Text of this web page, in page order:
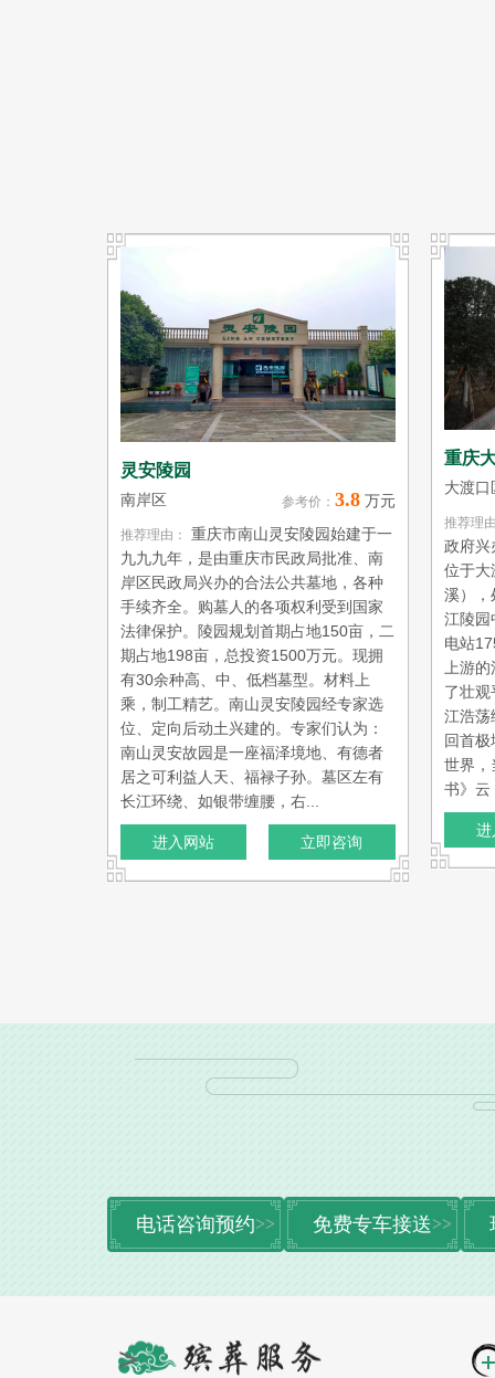
灵安陵园
南岸区 参考价： 3.8万元
推荐理由：
重庆市南山灵安陵园始建于一
九九九年，是由重庆市民政局批准、南
岸区民政局兴办的合法公共墓地，各种
手续齐全。购墓人的各项权利受到国家
法律保护。陵园规划首期占地150亩，二
期占地198亩，总投资1500万元。现拥
有30余种高、中、低档墓型。材料上
乘，制工精艺。南山灵安陵园经专家选
位、定向后动土兴建的。专家们认为：
南山灵安故园是一座福泽境地、有德者
居之可利益人天、福禄子孙。墓区左有
长江环绕、如银带缠腰，右...
进入网站 立即咨询
重庆
大渡口
推荐理
政府兴
位于大
溪），
江陵园
电站
上游
了壮观
江浩荡
回首
世界，
书》云
进
电话咨询预约 免费专车接送
>